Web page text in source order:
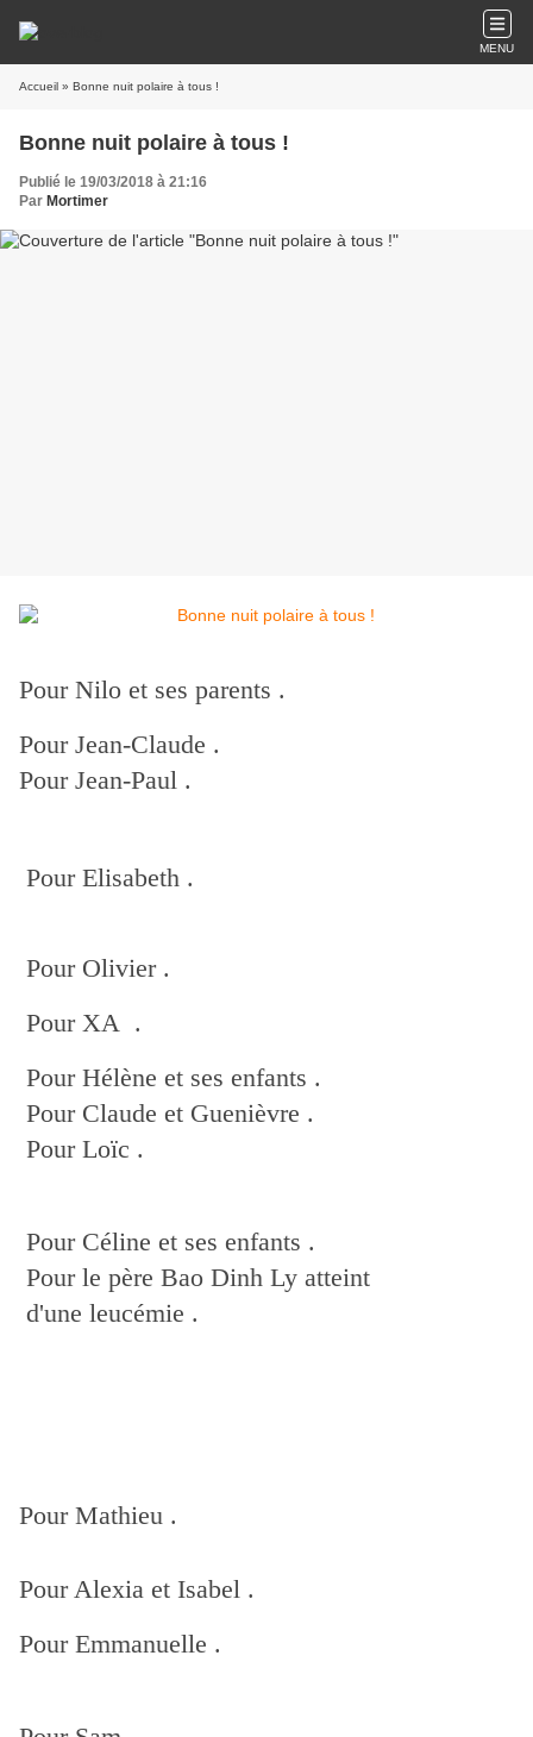
MENU
Accueil » Bonne nuit polaire à tous !
Bonne nuit polaire à tous !
Publié le 19/03/2018 à 21:16
Par Mortimer
Pour Nilo et ses parents .
Pour Jean-Claude .
Pour Jean-Paul .
Pour Elisabeth .
Pour Olivier .
Pour XA .
Pour Hélène et ses enfants .
Pour Claude et Guenièvre .
Pour Loïc .
Pour Céline et ses enfants .
Pour le père Bao Dinh Ly atteint
d'une leucémie .
Pour Mathieu .
Pour Alexia et Isabel .
Pour Emmanuelle .